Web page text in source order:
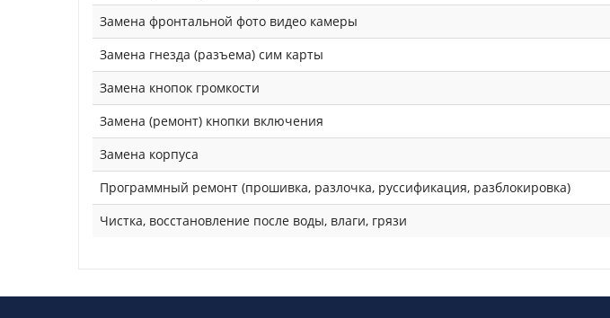
Замена фронтальной фото видео камеры
Замена гнезда (разъема) сим карты
Замена кнопок громкости
Замена (ремонт) кнопки включения
Замена корпуса
Программный ремонт (прошивка, разлочка, руссификация, разблокировка)
Чистка, восстановление после воды, влаги, грязи